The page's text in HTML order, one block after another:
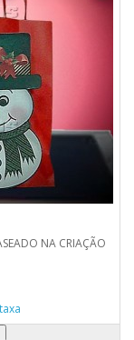
NA CRIAÇÃO